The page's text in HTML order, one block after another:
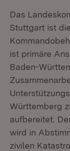
Das
Stuttgart ist
ist primäre
Baden-
Württemberg
aufbereitet.
wird in
zivilen